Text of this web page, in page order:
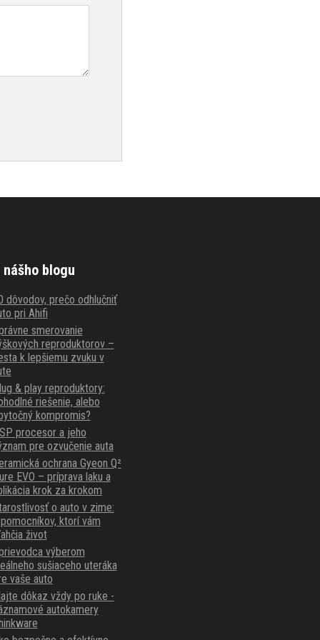
nášho blogu
dôvodov, prečo odhlučniť
pri Ahifi
smerovanie
reproduktorov –
k lepšiemu zvuku v
& play reproduktory:
riešenie, alebo
kompromis?
procesor a jeho
pre ozvučenie auta
ochrana Gyeon Q²
EVO – príprava laku a
krok za krokom
o auto v zime:
ktorí vám
život
výberom
sušiaceho uteráka
vaše auto
dôkaz vždy po ruke -
autokamery